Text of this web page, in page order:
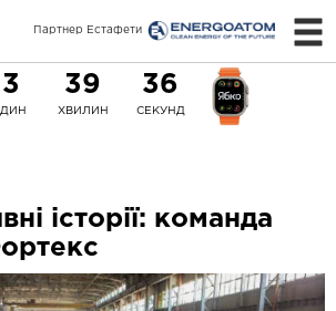
Партнер Естафети
39
ХВИЛИН
36
СЕКУНД
історії: команда